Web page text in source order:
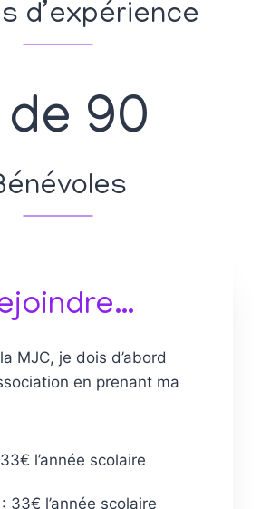
d’expérience
de 90
MJC, je dois d’abord
en prenant ma
l’année scolaire
33€ l’année scolaire